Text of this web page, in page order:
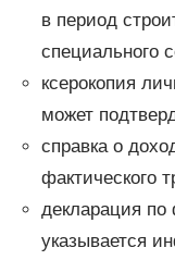
в период
специального
ксерокопия
может
справка о
фактического
декларация
указывается